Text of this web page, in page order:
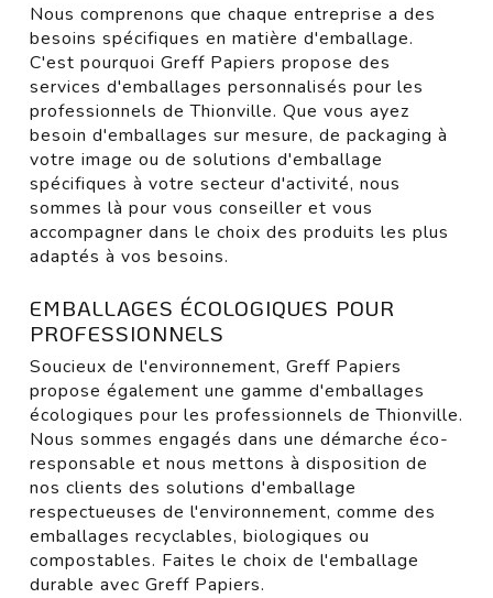
Nous comprenons que chaque entreprise a des
besoins spécifiques en matière d'emballage.
C'est pourquoi Greff Papiers propose des
services d'emballages personnalisés pour les
professionnels de Thionville. Que vous ayez
besoin d'emballages sur mesure, de packaging à
votre image ou de solutions d'emballage
spécifiques à votre secteur d'activité, nous
sommes là pour vous conseiller et vous
accompagner dans le choix des produits les plus
adaptés à vos besoins.
EMBALLAGES ÉCOLOGIQUES POUR
PROFESSIONNELS
Soucieux de l'environnement, Greff Papiers
propose également une gamme d'emballages
écologiques pour les professionnels de Thionville.
Nous sommes engagés dans une démarche éco-
responsable et nous mettons à disposition de
nos clients des solutions d'emballage
respectueuses de l'environnement, comme des
emballages recyclables, biologiques ou
compostables. Faites le choix de l'emballage
durable avec Greff Papiers.